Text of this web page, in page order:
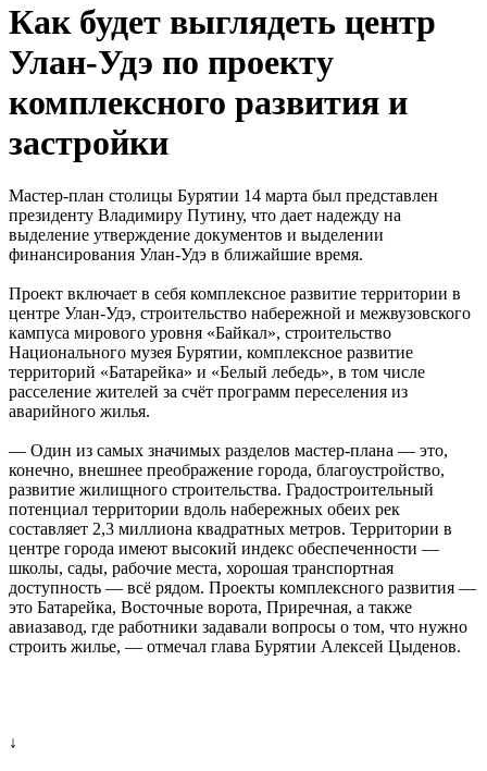
Как будет выглядеть центр
Улан-Удэ по проекту
комплексного развития и
застройки
Мастер-план столицы Бурятии 14 марта был представлен
президенту Владимиру Путину, что дает надежду на
выделение утверждение документов и выделении
финансирования Улан-Удэ в ближайшие время.
Проект включает в себя комплексное развитие территории в
центре Улан-Удэ, строительство набережной и межвузовского
кампуса мирового уровня «Байкал», строительство
Национального музея Бурятии, комплексное развитие
территорий «Батарейка» и «Белый лебедь», в том числе
расселение жителей за счёт программ переселения из
аварийного жилья.
— Один из самых значимых разделов мастер-плана — это,
конечно, внешнее преображение города, благоустройство,
развитие жилищного строительства. Градостроительный
потенциал территории вдоль набережных обеих рек
составляет 2,3 миллиона квадратных метров. Территории в
центре города имеют высокий индекс обеспеченности —
школы, сады, рабочие места, хорошая транспортная
доступность — всё рядом. Проекты комплексного развития —
это Батарейка, Восточные ворота, Приречная, а также
авиазавод, где работники задавали вопросы о том, что нужно
строить жилье, — отмечал глава Бурятии Алексей Цыденов.
↓